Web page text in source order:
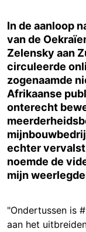
In de aanloop
van de
Zelensky aan
circuleerde
zogenaamde
Afrikaanse
onterecht
echter
noemde de
mijn
"Ondertussen is
aan het